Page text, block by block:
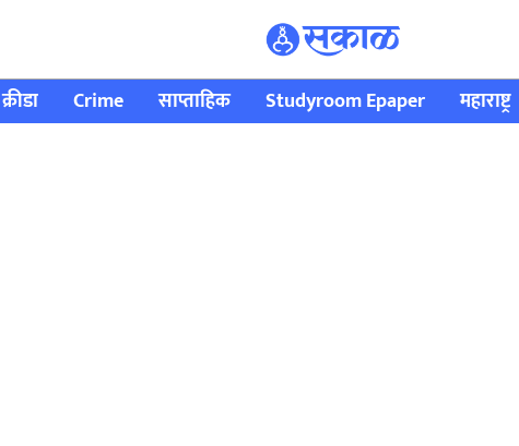
क्रीडा Crime साप्ताहिक Studyroom Epaper महाराष्ट्र